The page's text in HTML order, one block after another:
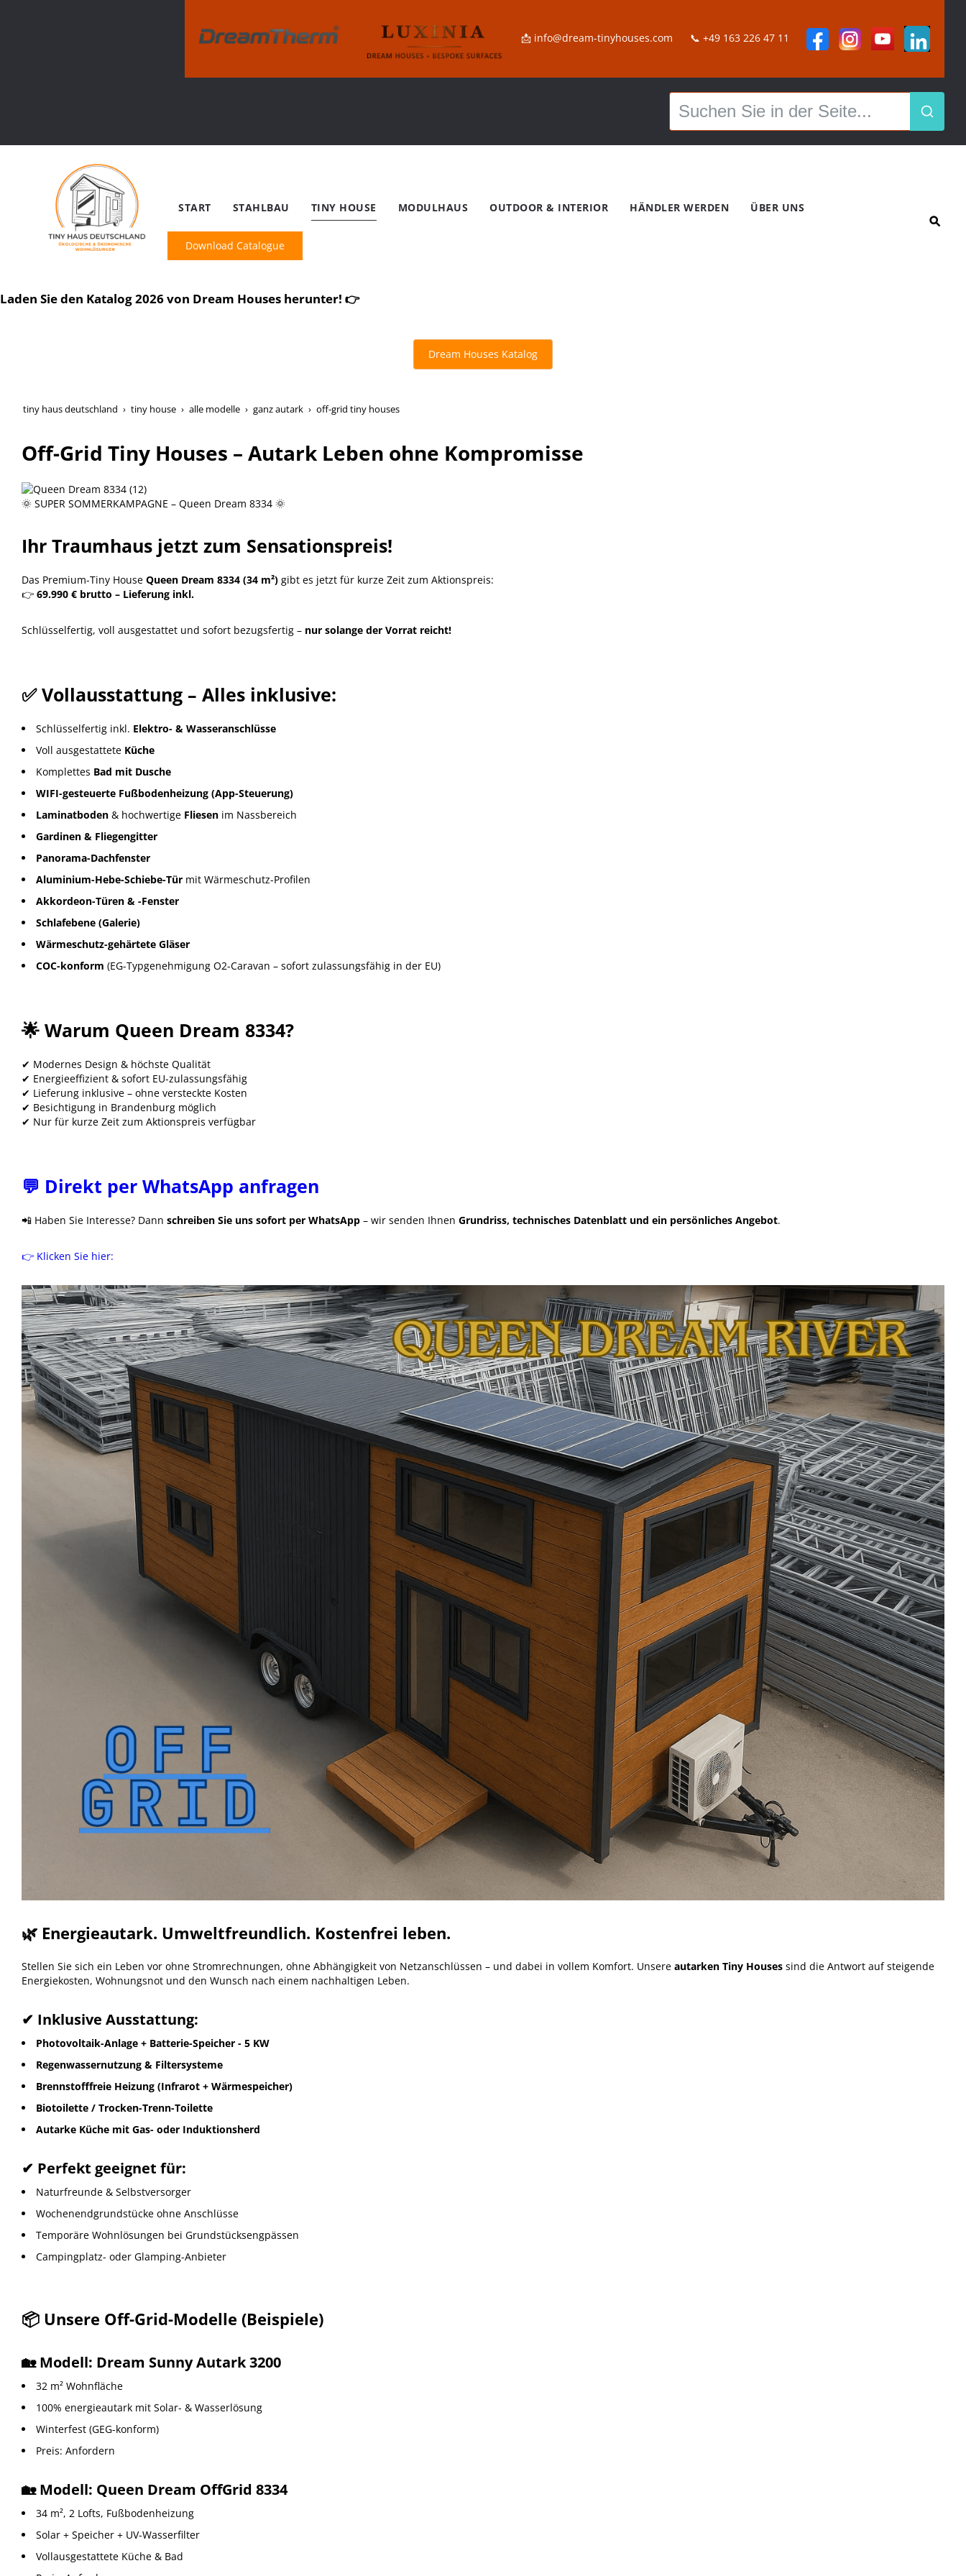
📩 info@dream-tinyhouses.com 📞 +49 163 226 47 11
START STAHLBAU TINY HOUSE MODULHAUS OUTDOOR & INTERIOR HÄNDLER WERDEN ÜBER UNS
Download Catalogue
Ihre Unabhängigkeit beginnt mit einer einzigen Nachricht.
Laden Sie den Katalog 2026 von Dream Houses herunter! 👉
Dream Houses Katalog
tiny haus deutschland tiny house alle modelle ganz autark off-grid tiny houses
Off-Grid Tiny Houses – Autark Leben ohne Kompromisse
🌞 SUPER SOMMERKAMPAGNE – Queen Dream 8334 🌞
Ihr Traumhaus jetzt zum Sensationspreis!
Das Premium-Tiny House Queen Dream 8334 (34 m²) gibt es jetzt für kurze Zeit zum Aktionspreis:
👉 69.990 € brutto – Lieferung inkl.
Schlüsselfertig, voll ausgestattet und sofort bezugsfertig – nur solange der Vorrat reicht!
✅ Vollausstattung – Alles inklusive:
Schlüsselfertig inkl. Elektro- & Wasseranschlüsse
Voll ausgestattete Küche
Komplettes Bad mit Dusche
WIFI-gesteuerte Fußbodenheizung (App-Steuerung)
Laminatboden & hochwertige Fliesen im Nassbereich
Gardinen & Fliegengitter
Panorama-Dachfenster
Aluminium-Hebe-Schiebe-Tür mit Wärmeschutz-Profilen
Akkordeon-Türen & -Fenster
Schlafebene (Galerie)
Wärmeschutz-gehärtete Gläser
COC-konform (EG-Typgenehmigung O2-Caravan – sofort zulassungsfähig in der EU)
🌟 Warum Queen Dream 8334?
✔ Modernes Design & höchste Qualität
✔ Energieeffizient & sofort EU-zulassungsfähig
✔ Lieferung inklusive – ohne versteckte Kosten
✔ Besichtigung in Brandenburg möglich
✔ Nur für kurze Zeit zum Aktionspreis verfügbar
💬 Direkt per WhatsApp anfragen
📲 Haben Sie Interesse? Dann schreiben Sie uns sofort per WhatsApp – wir senden Ihnen Grundriss, technisches Datenblatt und ein persönliches Angebot.
👉 Klicken Sie hier:
🌿 Energieautark. Umweltfreundlich. Kostenfrei leben.
Stellen Sie sich ein Leben vor ohne Stromrechnungen, ohne Abhängigkeit von Netzanschlüssen – und dabei in vollem Komfort. Unsere autarken Tiny Houses sind die Antwort auf steigende
Energiekosten, Wohnungsnot und den Wunsch nach einem nachhaltigen Leben.
✔ Inklusive Ausstattung:
Photovoltaik-Anlage + Batterie-Speicher - 5 KW
Regenwassernutzung & Filtersysteme
Brennstofffreie Heizung (Infrarot + Wärmespeicher)
Biotoilette / Trocken-Trenn-Toilette
Autarke Küche mit Gas- oder Induktionsherd
✔ Perfekt geeignet für:
Naturfreunde & Selbstversorger
Wochenendgrundstücke ohne Anschlüsse
Temporäre Wohnlösungen bei Grundstücksengpässen
Campingplatz- oder Glamping-Anbieter
📦 Unsere Off-Grid-Modelle (Beispiele)
🏡 Modell: Dream Sunny Autark 3200
32 m² Wohnfläche
100% energieautark mit Solar- & Wasserlösung
Winterfest (GEG-konform)
Preis: Anfordern
🏡 Modell: Queen Dream OffGrid 8334
34 m², 2 Lofts, Fußbodenheizung
Solar + Speicher + UV-Wasserfilter
Vollausgestattete Küche & Bad